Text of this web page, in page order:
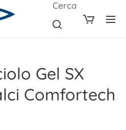
Cerca
Gel SX
Comfortech